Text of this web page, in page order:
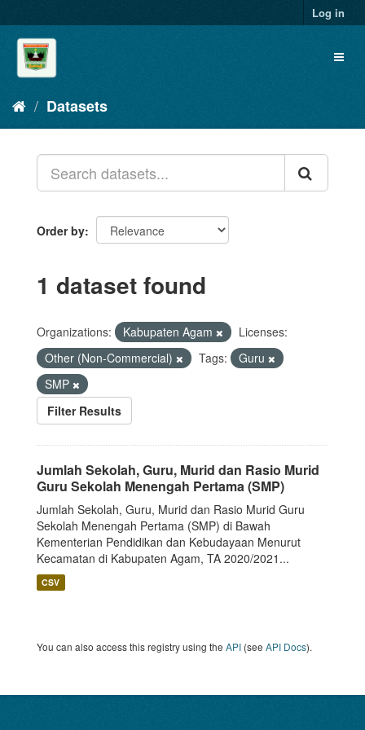
to
content
Log in
Datasets
Order by
1 dataset found
Organizations: Kabupaten Agam
Licenses:
Other (Non-Commercial)
Tags:
Guru
SMP
Filter Results
Jumlah Sekolah, Guru, Murid dan Rasio Murid
Guru Sekolah Menengah Pertama (SMP)
Jumlah Sekolah, Guru, Murid dan Rasio Murid Guru
Sekolah Menengah Pertama (SMP) di Bawah
Kementerian Pendidikan dan Kebudayaan Menurut
Kecamatan di Kabupaten Agam, TA 2020/2021...
CSV
You can also access this registry using the API (see API Docs).